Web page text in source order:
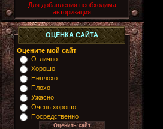
Для добавления необходима
авторизация
ОЦЕНКА САЙТА
Оцените мой сайт
Отлично
Хорошо
Неплохо
Плохо
Ужасно
Очень хорошо
Посредственно